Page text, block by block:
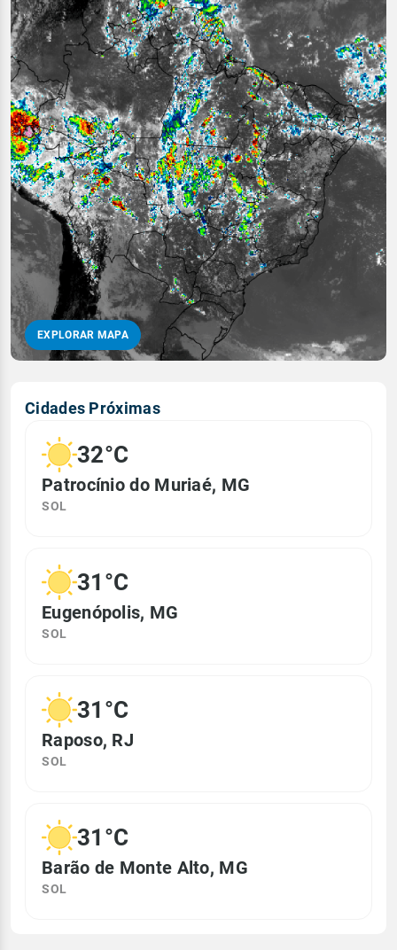
EXPLORAR MAPA
Cidades Próximas
32°C
Patrocínio do Muriaé, MG
SOL
31°C
Eugenópolis, MG
SOL
31°C
Raposo, RJ
SOL
31°C
Barão de Monte Alto, MG
SOL